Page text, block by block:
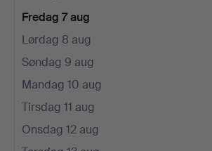
Fredag 7 aug
Lørdag 8 aug
Søndag 9 aug
Mandag 10 aug
Tirsdag 11 aug
Onsdag 12 aug